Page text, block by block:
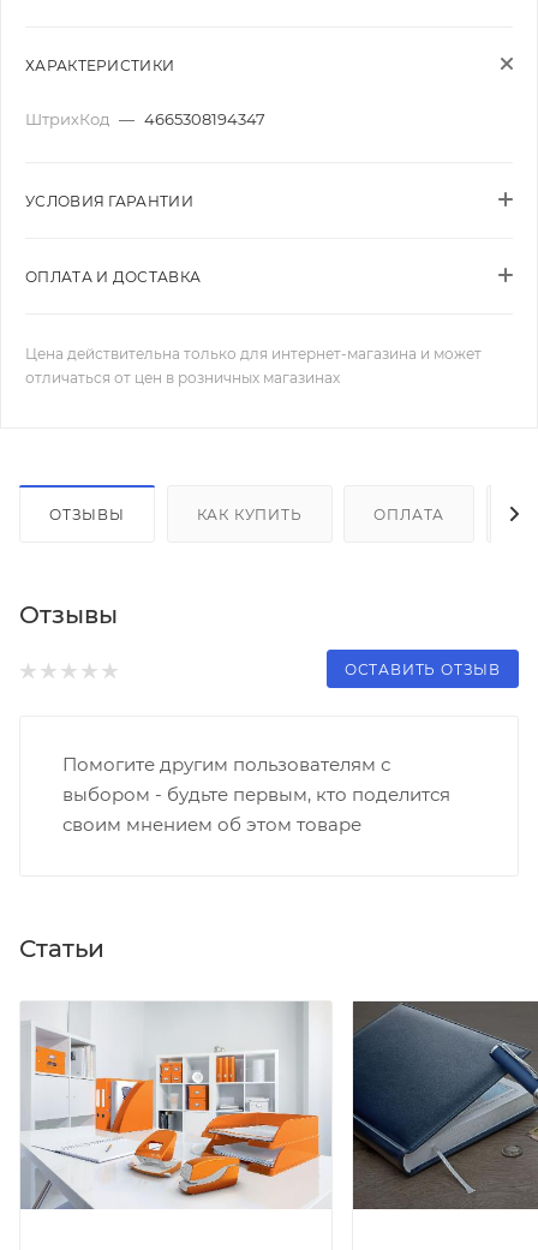
ХАРАКТЕРИСТИКИ
ШтрихКод — 4665308194347
УСЛОВИЯ ГАРАНТИИ
ОПЛАТА И ДОСТАВКА
Цена действительна только для интернет-магазина и может
отличаться от цен в розничных магазинах
ОТЗЫВЫ КАК КУПИТЬ ОПЛАТА
Отзывы
ОСТАВИТЬ ОТЗЫВ
Помогите другим пользователям с
выбором - будьте первым, кто поделится
своим мнением об этом товаре
Статьи